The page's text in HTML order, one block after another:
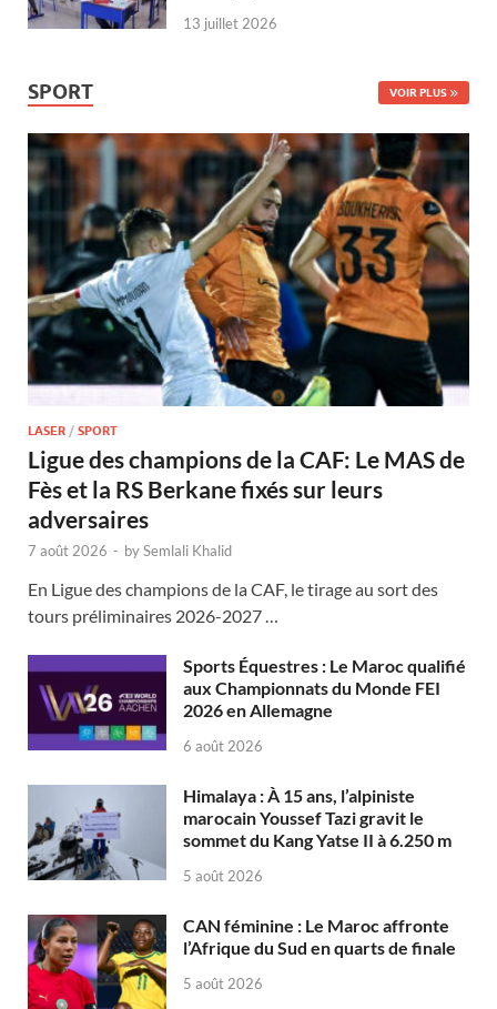
13 juillet 2026
SPORT VOIR PLUS
LASER / SPORT
Ligue des champions de la CAF: Le MAS de
Fès et la RS Berkane fixés sur leurs
adversaires
7 août 2026 - bySemlali Khalid
En Ligue des champions de la CAF, le tirage au sort des
tours préliminaires 2026-2027 …
Sports Équestres : Le Maroc qualifié
aux Championnats du Monde FEI
2026 en Allemagne
6 août 2026
Himalaya : À 15 ans, l’alpiniste
marocain Youssef Tazi gravit le
sommet du Kang Yatse II à 6.250 m
5 août 2026
CAN féminine : Le Maroc affronte
l’Afrique du Sud en quarts de finale
5 août 2026